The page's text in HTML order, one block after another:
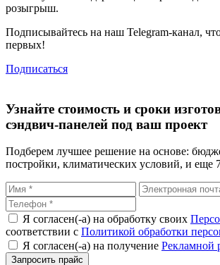
розыгрыш.
Подписывайтесь на наш Telegram-канал,
первых!
Подписаться
Узнайте стоимость и сроки
сэндвич-панелей под ваш проект
Подберем лучшее решение на основе:
постройки, климатических условий, и еще
Я согласен(-а) на обработку своих
соответствии с Политикой обработки
Я согласен(-а) на получение Рекламной